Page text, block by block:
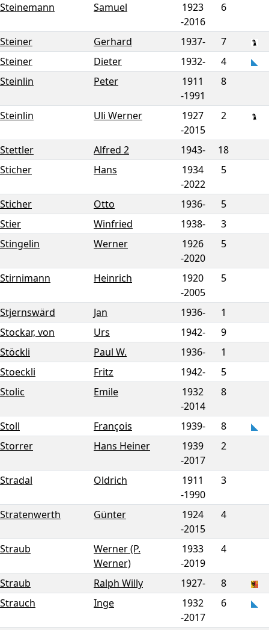
Steinemann Samuel
1923
-2016
6
Steiner Gerhard 1937-
7
Steiner
Dieter 1932-
4
Steinlin
Peter
1911
-1991
8
Steinlin Uli Werner
1927
-2015
2
Stettler Alfred 2 1943-
18
Sticher
Hans
1934
-2022
5
Sticher Otto 1936-
5
Stier
Winfried 1938-
3
Stingelin
Werner
1926
-2020
5
Stirnimann Heinrich
1920
-2005
5
Stjernswärd Jan 1936-
1
Stockar, von
Urs 1942-
9
Stöckli
Paul W. 1936-
1
Stoeckli
Fritz 1942-
5
Stolic
Emile
1932
-2014
8
Stoll François 1939-
8
Storrer
Hans Heiner
1939
-2017
2
Stradal Oldrich
1911
-1990
3
Stratenwerth Günter
1924
-2015
4
Straub
Werner (P.
Werner)
1933
-2019
4
Straub Ralph Willy 1927-
8
Strauch
Inge
1932
-2017
6